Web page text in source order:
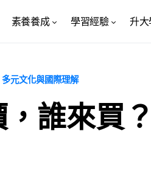
素養養成 學習經驗 升
多元文化與國際理解
誰來買